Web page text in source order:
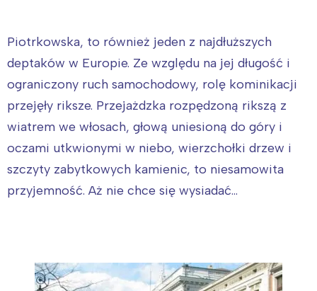
Piotrkowska, to również jeden z najdłuższych
deptaków w Europie. Ze względu na jej długość i
ograniczony ruch samochodowy, rolę kominikacji
przejęły riksze. Przejażdzka rozpędzoną rikszą z
wiatrem we włosach, głową uniesioną do góry i
oczami utkwionymi w niebo, wierzchołki drzew i
szczyty zabytkowych kamienic, to niesamowita
przyjemność. Aż nie chce się wysiadać...